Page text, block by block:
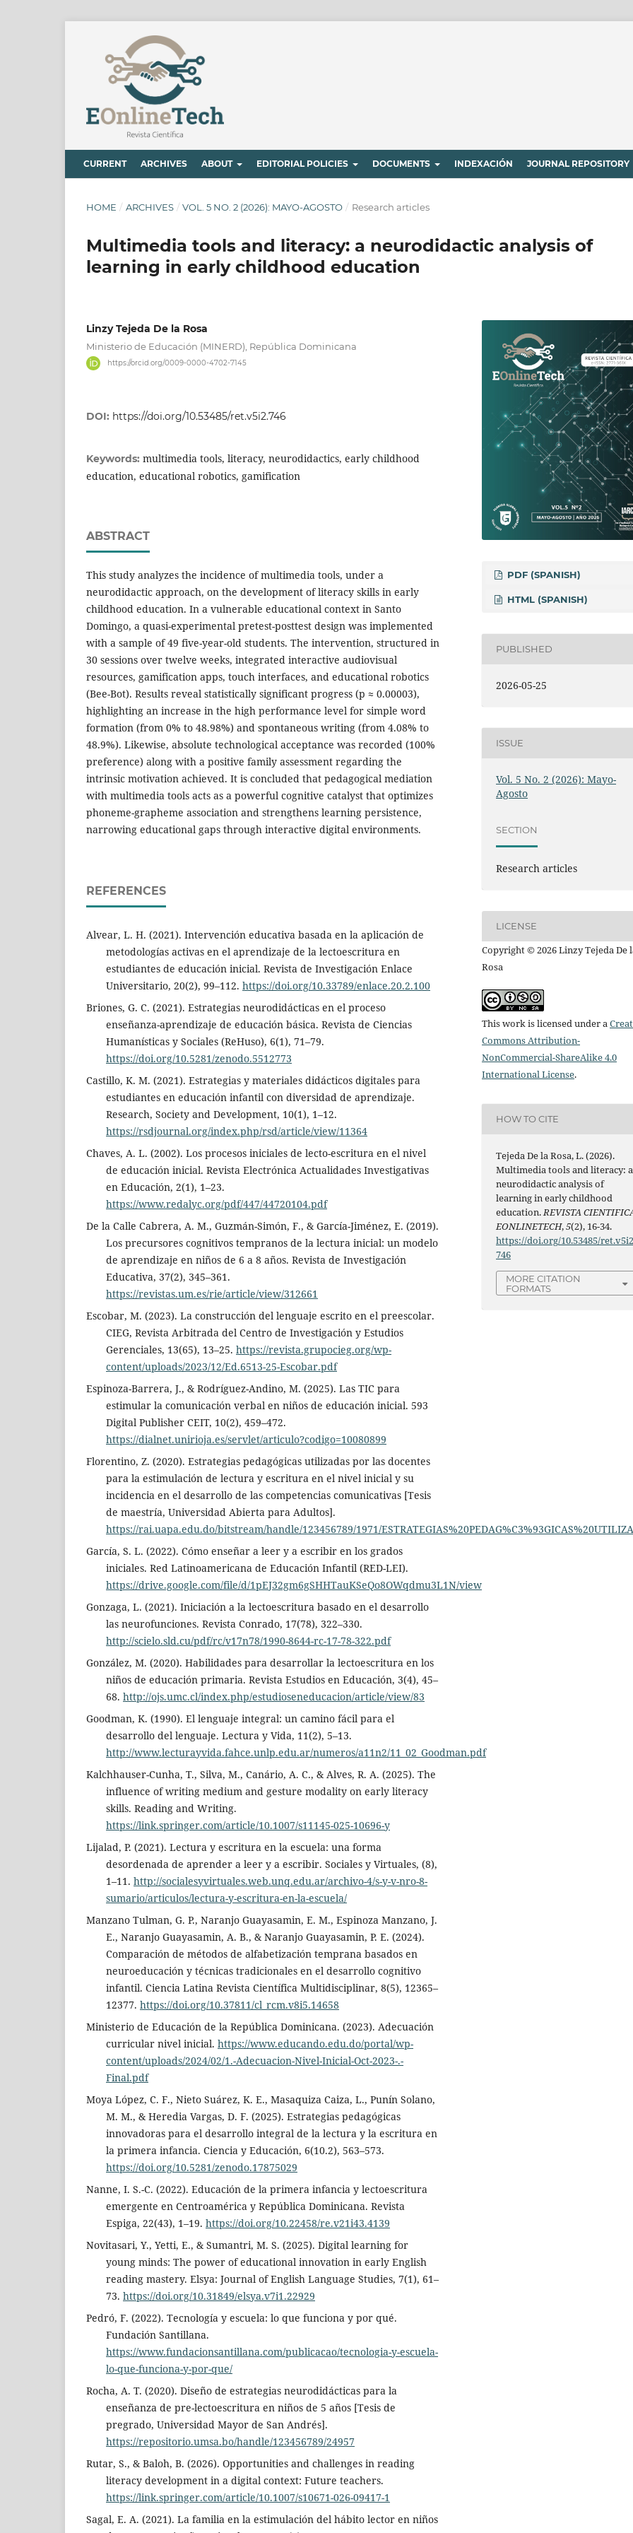
CURRENT ARCHIVES ABOUT EDITORIAL POLICIES DOCUMENTS INDEXACIÓN JOURNAL REPOSITORY
HOME / ARCHIVES / VOL. 5 NO. 2 (2026): MAYO-AGOSTO / Research articles
Multimedia tools and literacy: a neurodidactic analysis of
learning in early childhood education
Linzy Tejeda De la Rosa
Ministerio de Educación (MINERD), República Dominicana
https://orcid.org/0009-0000-4702-7145
DOI: https://doi.org/10.53485/ret.v5i2.746
Keywords: multimedia tools, literacy, neurodidactics, early childhood
education, educational robotics, gamification
ABSTRACT
This study analyzes the incidence of multimedia tools, under a
neurodidactic approach, on the development of literacy skills in early
childhood education. In a vulnerable educational context in Santo
Domingo, a quasi-experimental pretest-posttest design was implemented
with a sample of 49 five-year-old students. The intervention, structured in
30 sessions over twelve weeks, integrated interactive audiovisual
resources, gamification apps, touch interfaces, and educational robotics
(Bee-Bot). Results reveal statistically significant progress (p ≈ 0.00003),
highlighting an increase in the high performance level for simple word
formation (from 0% to 48.98%) and spontaneous writing (from 4.08% to
48.9%). Likewise, absolute technological acceptance was recorded (100%
preference) along with a positive family assessment regarding the
intrinsic motivation achieved. It is concluded that pedagogical mediation
with multimedia tools acts as a powerful cognitive catalyst that optimizes
phoneme-grapheme association and strengthens learning persistence,
narrowing educational gaps through interactive digital environments.
REFERENCES
Alvear, L. H. (2021). Intervención educativa basada en la aplicación de
metodologías activas en el aprendizaje de la lectoescritura en
estudiantes de educación inicial. Revista de Investigación Enlace
Universitario, 20(2), 99–112. https://doi.org/10.33789/enlace.20.2.100
Briones, G. C. (2021). Estrategias neurodidácticas en el proceso
enseñanza-aprendizaje de educación básica. Revista de Ciencias
Humanísticas y Sociales (ReHuso), 6(1), 71–79.
https://doi.org/10.5281/zenodo.5512773
Castillo, K. M. (2021). Estrategias y materiales didácticos digitales para
estudiantes en educación infantil con diversidad de aprendizaje.
Research, Society and Development, 10(1), 1–12.
https://rsdjournal.org/index.php/rsd/article/view/11364
Chaves, A. L. (2002). Los procesos iniciales de lecto-escritura en el nivel
de educación inicial. Revista Electrónica Actualidades Investigativas
en Educación, 2(1), 1–23.
https://www.redalyc.org/pdf/447/44720104.pdf
De la Calle Cabrera, A. M., Guzmán-Simón, F., & García-Jiménez, E. (2019).
Los precursores cognitivos tempranos de la lectura inicial: un modelo
de aprendizaje en niños de 6 a 8 años. Revista de Investigación
Educativa, 37(2), 345–361.
https://revistas.um.es/rie/article/view/312661
Escobar, M. (2023). La construcción del lenguaje escrito en el preescolar.
CIEG, Revista Arbitrada del Centro de Investigación y Estudios
Gerenciales, 13(65), 13–25. https://revista.grupocieg.org/wp-
content/uploads/2023/12/Ed.6513-25-Escobar.pdf
Espinoza-Barrera, J., & Rodríguez-Andino, M. (2025). Las TIC para
estimular la comunicación verbal en niños de educación inicial. 593
Digital Publisher CEIT, 10(2), 459–472.
https://dialnet.unirioja.es/servlet/articulo?codigo=10080899
Florentino, Z. (2020). Estrategias pedagógicas utilizadas por las docentes
para la estimulación de lectura y escritura en el nivel inicial y su
incidencia en el desarrollo de las competencias comunicativas [Tesis
de maestría, Universidad Abierta para Adultos].
https://rai.uapa.edu.do/bitstream/handle/123456789/1971/
García, S. L. (2022). Cómo enseñar a leer y a escribir en los grados
iniciales. Red Latinoamericana de Educación Infantil (RED-LEI).
https://drive.google.com/file/d/1pEJ32gm6gSHHTauKSeQo8OWqdmu3L1N/view
Gonzaga, L. (2021). Iniciación a la lectoescritura basado en el desarrollo
las neurofunciones. Revista Conrado, 17(78), 322–330.
http://scielo.sld.cu/pdf/rc/v17n78/1990-8644-rc-17-78-322.pdf
González, M. (2020). Habilidades para desarrollar la lectoescritura en los
niños de educación primaria. Revista Estudios en Educación, 3(4), 45–
68. http://ojs.umc.cl/index.php/estudioseneducacion/article/view/83
Goodman, K. (1990). El lenguaje integral: un camino fácil para el
desarrollo del lenguaje. Lectura y Vida, 11(2), 5–13.
http://www.lecturayvida.fahce.unlp.edu.ar/numeros/a11n2/11_02_Goodman.pdf
Kalchhauser-Cunha, T., Silva, M., Canário, A. C., & Alves, R. A. (2025). The
influence of writing medium and gesture modality on early literacy
skills. Reading and Writing.
https://link.springer.com/article/10.1007/s11145-025-10696-y
Lijalad, P. (2021). Lectura y escritura en la escuela: una forma
desordenada de aprender a leer y a escribir. Sociales y Virtuales, (8),
1–11. http://socialesyvirtuales.web.unq.edu.ar/archivo-4/s-y-v-nro-8-
sumario/articulos/lectura-y-escritura-en-la-escuela/
Manzano Tulman, G. P., Naranjo Guayasamin, E. M., Espinoza Manzano, J.
E., Naranjo Guayasamin, A. B., & Naranjo Guayasamin, P. E. (2024).
Comparación de métodos de alfabetización temprana basados en
neuroeducación y técnicas tradicionales en el desarrollo cognitivo
infantil. Ciencia Latina Revista Científica Multidisciplinar, 8(5), 12365–
12377. https://doi.org/10.37811/cl_rcm.v8i5.14658
Ministerio de Educación de la República Dominicana. (2023). Adecuación
curricular nivel inicial. https://www.educando.edu.do/portal/wp-
content/uploads/2024/02/1.-Adecuacion-Nivel-Inicial-Oct-2023-.-
Final.pdf
Moya López, C. F., Nieto Suárez, K. E., Masaquiza Caiza, L., Punín Solano,
M. M., & Heredia Vargas, D. F. (2025). Estrategias pedagógicas
innovadoras para el desarrollo integral de la lectura y la escritura en
la primera infancia. Ciencia y Educación, 6(10.2), 563–573.
https://doi.org/10.5281/zenodo.17875029
Nanne, I. S.-C. (2022). Educación de la primera infancia y lectoescritura
emergente en Centroamérica y República Dominicana. Revista
Espiga, 22(43), 1–19. https://doi.org/10.22458/re.v21i43.4139
Novitasari, Y., Yetti, E., & Sumantri, M. S. (2025). Digital learning for
young minds: The power of educational innovation in early English
reading mastery. Elsya: Journal of English Language Studies, 7(1), 61–
73. https://doi.org/10.31849/elsya.v7i1.22929
Pedró, F. (2022). Tecnología y escuela: lo que funciona y por qué.
Fundación Santillana.
https://www.fundacionsantillana.com/publicacao/tecnologia-y-escuela-
lo-que-funciona-y-por-que/
Rocha, A. T. (2020). Diseño de estrategias neurodidácticas para la
enseñanza de pre-lectoescritura en niños de 5 años [Tesis de
pregrado, Universidad Mayor de San Andrés].
https://repositorio.umsa.bo/handle/123456789/24957
Rutar, S., & Baloh, B. (2026). Opportunities and challenges in reading
literacy development in a digital context: Future teachers.
https://link.springer.com/article/10.1007/s10671-026-09417-1
Sagal, E. A. (2021). La familia en la estimulación del hábito lector en niños
PDF (SPANISH)
HTML (SPANISH)
PUBLISHED
2026-05-25
ISSUE
Vol. 5 No. 2 (2026): Mayo-
Agosto
SECTION
Research articles
LICENSE
Copyright © 2026 Linzy Tejeda De
Rosa
This work is licensed under a
Commons Attribution-
NonCommercial-ShareAlike 4.0
International License.
HOW TO CITE
Tejeda De la Rosa, L. (2026).
Multimedia tools and literacy: a
neurodidactic analysis of
learning in early childhood
education.REVISTA
EONLINETECH,5(2), 16-34.
https://doi.org/10.53485/
746
MORE CITATION
FORMATS